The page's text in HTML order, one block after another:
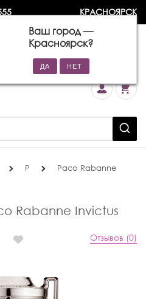
КРАСНОЯРСК
Ваш город —
Красноярск?
34 (бесплатно)
P
Paco Rabanne
Rabanne Invictus
Отзывов (0)